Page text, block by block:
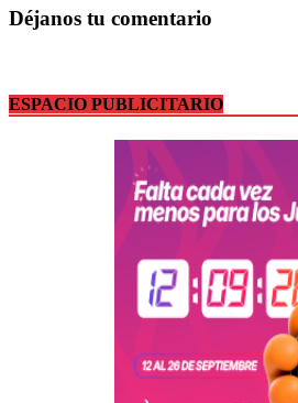
Déjanos tu comentario
ESPACIO PUBLICITARIO